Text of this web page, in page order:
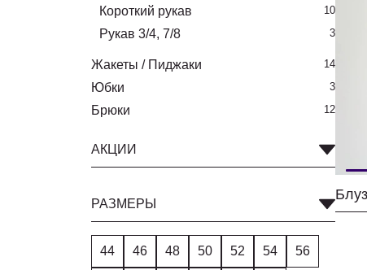
Короткий рукав 10
Рукав 3/4, 7/8 3
Жакеты / Пиджаки 14
Юбки 3
Брюки 12
АКЦИИ
РАЗМЕРЫ
44 46 48 50 52 54 56